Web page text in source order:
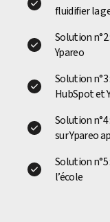
fluidifier la
Solution
Ypareo
Solution
HubSpot et
Solution
sur Ypareo
Solution
l’école